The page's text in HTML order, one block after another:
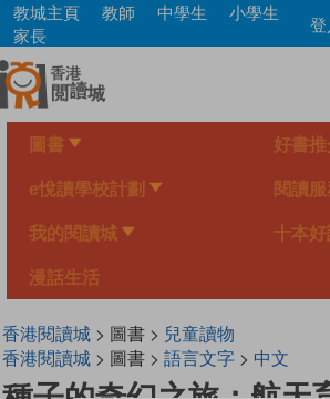
Skip
main
content
教城主頁 教師 中學生
小學生
家長
圖書 好書推
e悅讀學校計劃 閱讀
我的閱讀城 十本好
漫話生活
香港閱讀城> 圖書 > 兒童讀物
香港閱讀城> 圖書 > 語言文字> 中文